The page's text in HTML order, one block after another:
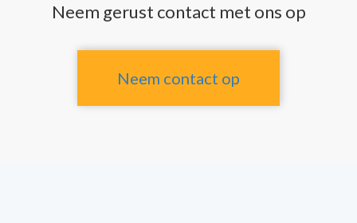
Neem gerust contact met ons op
Neem contact op